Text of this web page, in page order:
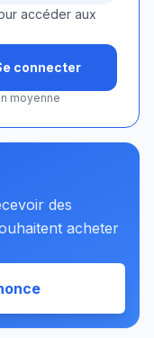
accéder aux
connecter
moyenne
des
acheter